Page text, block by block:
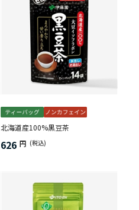
北海道産100%黒豆茶
626 円 (税込)